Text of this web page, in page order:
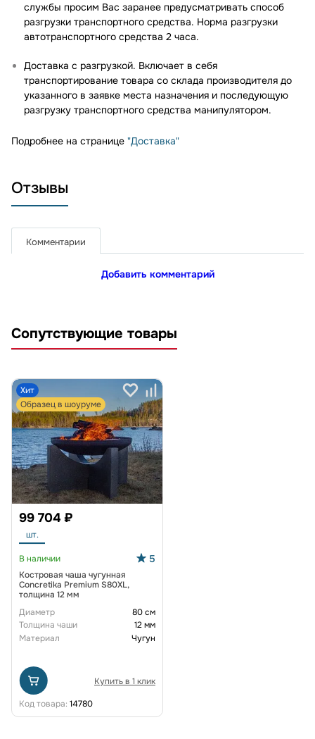
службы просим Вас заранее предусматривать способ
разгрузки транспортного средства. Норма разгрузки
автотранспортного средства 2 часа.
Доставка с разгрузкой. Включает в себя
транспортирование товара со склада производителя до
указанного в заявке места назначения и последующую
разгрузку транспортного средства манипулятором.
Подробнее на странице "Доставка"
Отзывы
Комментарии
Добавить комментарий
Сопутствующие товары
Хит
Образец в шоуруме
99 704 ₽
шт.
В наличии 5
Костровая чаша чугунная
Concretika Premium S80XL,
толщина 12 мм
Диаметр
80 см
Толщина чаши
12 мм
Материал
Чугун
Купить в 1 клик
Код товара: 14780